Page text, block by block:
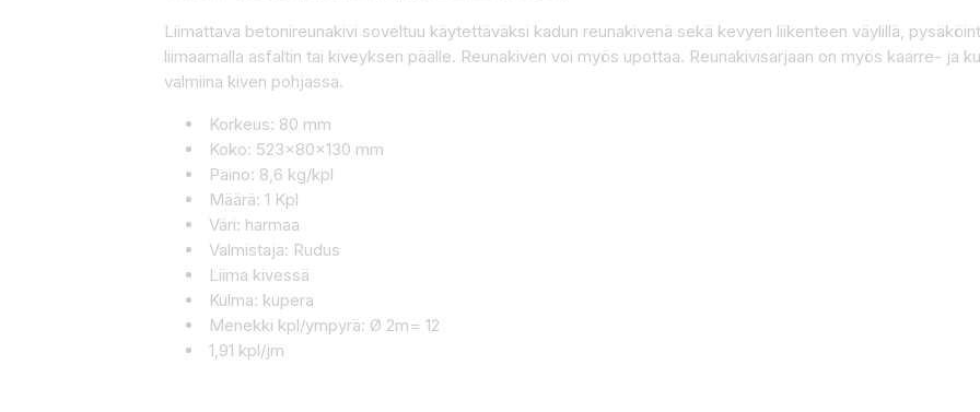
Liimattava betonireunakivi soveltuu käytettäväksi kadun reunakivenä sekä kevyen liikenteen väylillä,
liimaamalla asfaltin tai kiveyksen päälle. Reunakiven voi myös upottaa. Reunakivisarjaan on myös kaarre- ja
valmiina kiven pohjassa.
Korkeus: 80 mm
Koko: 523x80x130 mm
Paino: 8,6 kg/kpl
Määrä: 1 Kpl
Väri: harmaa
Valmistaja: Rudus
Liima kivessä
Kulma: kupera
Menekki kpl/ympyrä: Ø 2m= 12
1,91 kpl/jm